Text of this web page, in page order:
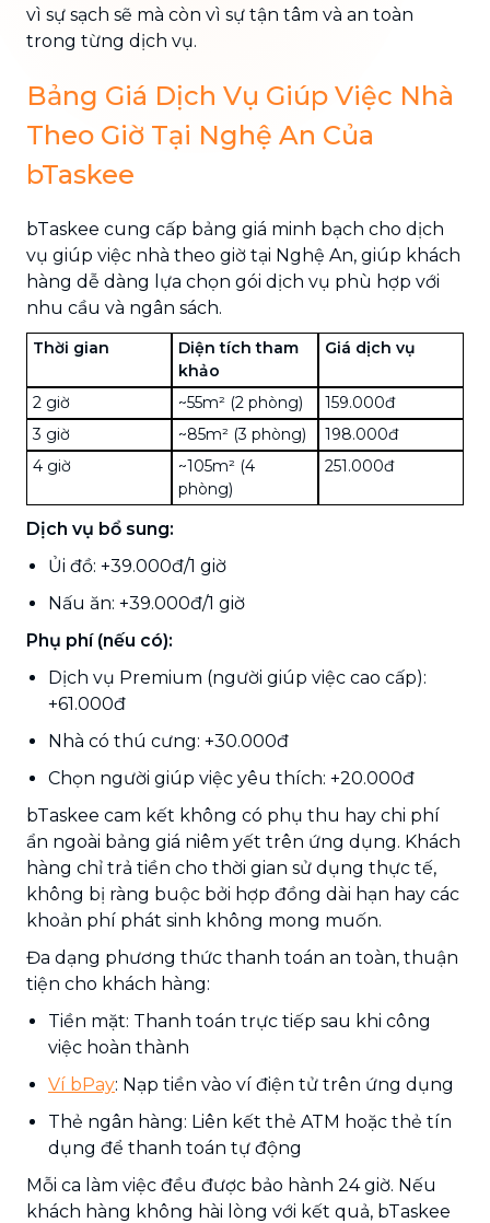
vì sự sạch sẽ mà còn vì sự tận tâm và an toàn
trong từng dịch vụ.
Bảng Giá Dịch Vụ Giúp Việc Nhà
Theo Giờ Tại Nghệ An Của
bTaskee
bTaskee cung cấp bảng giá minh bạch cho dịch
vụ giúp việc nhà theo giờ tại Nghệ An, giúp khách
hàng dễ dàng lựa chọn gói dịch vụ phù hợp với
nhu cầu và ngân sách.
Thời gian
Diện tích tham
khảo
Giá dịch vụ
2 giờ ~55m² (2 phòng)
159.000đ
3 giờ
~85m² (3 phòng)
198.000đ
4 giờ
~105m² (4
phòng)
251.000đ
Dịch vụ bổ sung:
Ủi đồ: +39.000đ/1 giờ
Nấu ăn: +39.000đ/1 giờ
Phụ phí (nếu có):
Dịch vụ Premium (người giúp việc cao cấp):
+61.000đ
Nhà có thú cưng: +30.000đ
Chọn người giúp việc yêu thích: +20.000đ
bTaskee cam kết không có phụ thu hay chi phí
ẩn ngoài bảng giá niêm yết trên ứng dụng. Khách
hàng chỉ trả tiền cho thời gian sử dụng thực tế,
không bị ràng buộc bởi hợp đồng dài hạn hay các
khoản phí phát sinh không mong muốn.
Đa dạng phương thức thanh toán an toàn, thuận
tiện cho khách hàng:
Tiền mặt: Thanh toán trực tiếp sau khi công
việc hoàn thành
Ví bPay: Nạp tiền vào ví điện tử trên ứng dụng
Thẻ ngân hàng: Liên kết thẻ ATM hoặc thẻ tín
dụng để thanh toán tự động
Mỗi ca làm việc đều được bảo hành 24 giờ. Nếu
khách hàng không hài lòng với kết quả, bTaskee